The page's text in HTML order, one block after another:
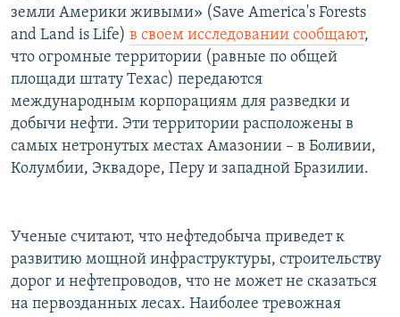
ПОДПИШИТЕСЬ НА РАССЫЛКУ
СОЦИАЛЬНЫЕ СЕТИ
Все сайты РСЕ/РС
земли Америки живыми» (Save America's Forests
and Land is Life) в своем исследовании сообщают,
что огромные территории (равные по общей
площади штату Техас) передаются
международным корпорациям для разведки и
добычи нефти. Эти территории расположены в
самых нетронутых местах Амазонии – в Боливии,
Колумбии, Эквадоре, Перу и западной Бразилии.
Ученые считают, что нефтедобыча приведет к
развитию мощной инфраструктуры, строительству
дорог и нефтепроводов, что не может не сказаться
на первозданных лесах. Наиболее тревожная